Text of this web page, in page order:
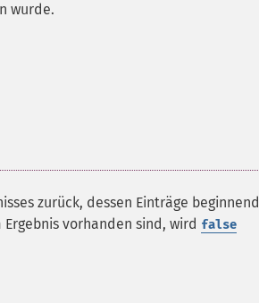
wurde.
zurück, dessen Einträge beginnend
vorhanden sind, wird false